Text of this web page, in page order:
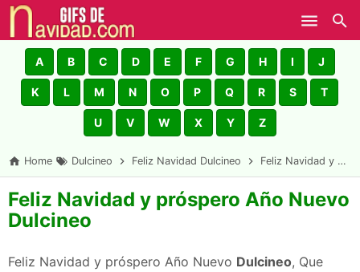
Skip to main content
A B C D E F G H I J
K L M N O P Q R S T
U V W X Y Z
Home Dulcineo Feliz Navidad Dulcineo Feliz Navidad y próspero Año Nuevo Dulcineo
Feliz Navidad y próspero Año Nuevo
Dulcineo
Feliz Navidad y próspero Año Nuevo Dulcineo, Que